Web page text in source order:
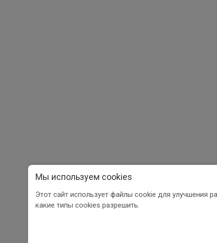
Мы используем cookies
Этот сайт использует файлы cookie для улучшения
какие типы cookies разрешить.